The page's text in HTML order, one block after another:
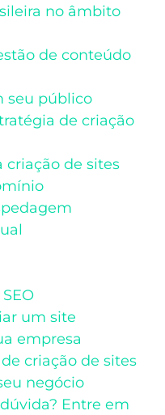
no âmbito
de conteúdo
seu público
de criação
criação de sites
um site
empresa
criação de sites
negócio
Entre em